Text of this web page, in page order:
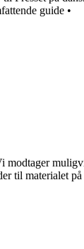
guide •
til materialet